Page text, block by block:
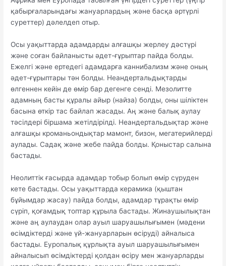
қабырғаларындағы жануарлардың және басқа әртүрлі
суреттер) дәлелдеп отыр.
Осы уақыттарда адамдарды алғашқы жерлеу дәстүрі
және соған байланысты әдет-ғұрыптар пайда болды.
Ежелгі және ертедегі адамдарға каннибализм және оның
әдет-ғұрыптары тән болды. Неандертальдықтарды
өлгеннен кейін де өмір бар дегенге сенді. Мезолитте
адамның басты құралы айыр (найза) болды, оны шіліктен
басына өткір тас байлап жасады. Аң және балық аулау
тәсілдері біршама жетілдірілді. Неандертальдықтар және
алғашқы кроманьондықтар мамонт, бизон, мегатерийлерді
аулады. Садақ және жебе пайда болды. Қоныстар салына
бастады.
Неолиттік ғасырда адамдар тобыр болып өмір сүруден
кете бастады. Осы уақыттарда керамика (қыштан
бұйымдар жасау) пайда болды, адамдар тұрақты өмір
сүріп, қоғамдық топтар құрыла бастады. Жинаушылықтан
және аң аулаудан олар ауыл шаруашылығымен (мәдени
өсімдіктерді және үй-жануарларын өсіруді) айналыса
бастады. Еуропалық құрлықта ауыл шаруашылығымен
айналысып өсімдіктерді қолдан өсіру мен жануарларды